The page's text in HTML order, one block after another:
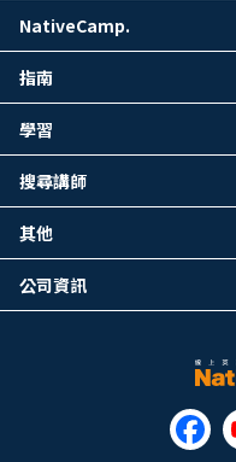
NativeCamp.
指南
學習
搜尋講師
其他
公司資訊